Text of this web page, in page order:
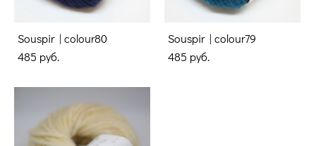
Souspir | colour80
485 pуб.
Souspir | colour79
485 pуб.